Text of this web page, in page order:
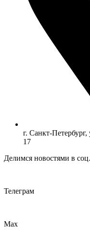
г. Санкт-
17
Делимся новостями в
Телеграм
Max